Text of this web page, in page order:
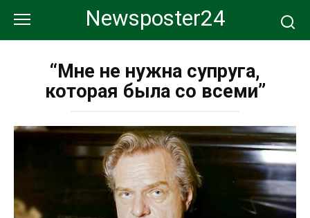
контенту
Newsposter24
“Мне не нужна супруга,
которая была со всеми”